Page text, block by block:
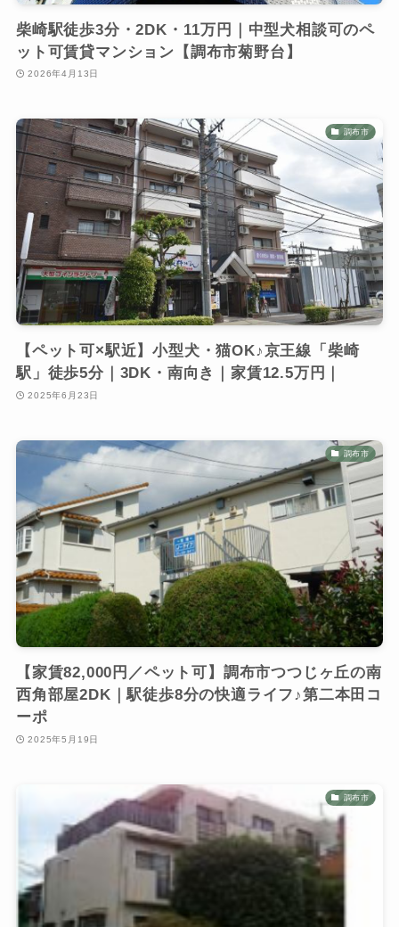
柴崎駅徒歩3分・2DK・11万円｜中型犬相談可のペ
ット可賃貸マンション【調布市菊野台】
2026年4月13日
調布市
【ペット可×駅近】小型犬・猫OK♪京王線「柴崎
駅」徒歩5分｜3DK・南向き｜家賃12.5万円｜
2025年6月23日
調布市
【家賃82,000円／ペット可】調布市つつじヶ丘の南
西角部屋2DK｜駅徒歩8分の快適ライフ♪第二本田コ
ーポ
2025年5月19日
調布市